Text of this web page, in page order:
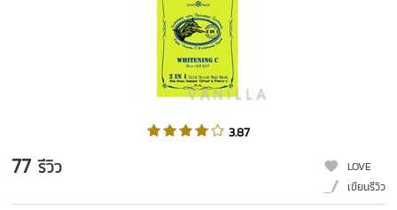
3.87
77 รีวิว
LOVE
เขียนรีวิว